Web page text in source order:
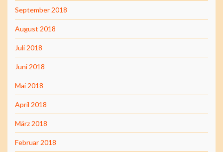
September 2018
August 2018
Juli 2018
Juni 2018
Mai 2018
April 2018
März 2018
Februar 2018